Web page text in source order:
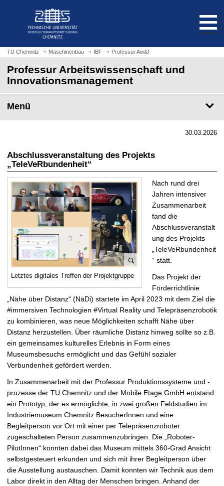
u
t
e
i
t
e
u
f
e
TU Chemnitz Maschinenbau IBF Professur Aw&I
Professur Arbeitswissenschaft und
Innovationsmanagement
Menü
30.03.2026
Abschlussveranstaltung des Projekts
„TeleVeRbundenheit“
d
e
ß
e
r
n
Letztes digitales Treffen der Projektgruppe
Nach rund drei
Jahren intensiver
Zusammenarbeit
fand die
Abschlussveranstalt
ung des Projekts
„TeleVeRbundenheit
“ statt.
Das Projekt der
Förderrichtlinie
„Nähe über Distanz“ (NäDi) startete im April 2023 mit dem Ziel die
#immersiven Technologien #Virtual Reality und Telepräsenzrobotik
zu kombinieren, was neue Möglichkeiten schafft Nähe über
Distanz herzustellen. Über räumliche Distanz hinweg sollte so z.B.
ein gemeinsames kulturelles Erlebnis in Form eines
Museumsbesuchs ermöglicht und das Gefühl sozialer
Verbundenheit gefördert werden.
In Zusammenarbeit mit der Professur Produktionssysteme und -
prozesse der TU Chemnitz und der Mobile Etage GmbH entstand
ein Prototyp, der es ermöglichte, in zwei großen Feldstudien im
Industriemuseum Chemnitz BesucherInnen und eine
Begleitperson vor Ort mit einer per Telepräsenzroboter
zugeschalteten Person zusammenzubringen. Die „Roboter-
PilotInnen“ konnten dabei das Museum mittels 360-Grad Ansicht
selbstgesteuert erkunden und sich mit ihrer Begleitperson über
die Ausstellung austauschen. Damit konnten wir Technik aus dem
Labor direkt in den Alltag der Menschen bringen. Anhand der